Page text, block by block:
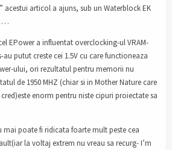
acestui articol a ajuns, sub un Waterblock EK
…
EPower a influentat overclocking-ul VRAM-
au putut creste cei 1.5V cu care functioneaza
ului, ori rezultatul pentru memorii nu
de 1950 MHZ (chiar si in Mother Nature care
enorm pentru niste cipuri proiectate sa
mai poate fi ridicata foarte mult peste cea
la voltaj extrem nu vreau sa recurg- I’m